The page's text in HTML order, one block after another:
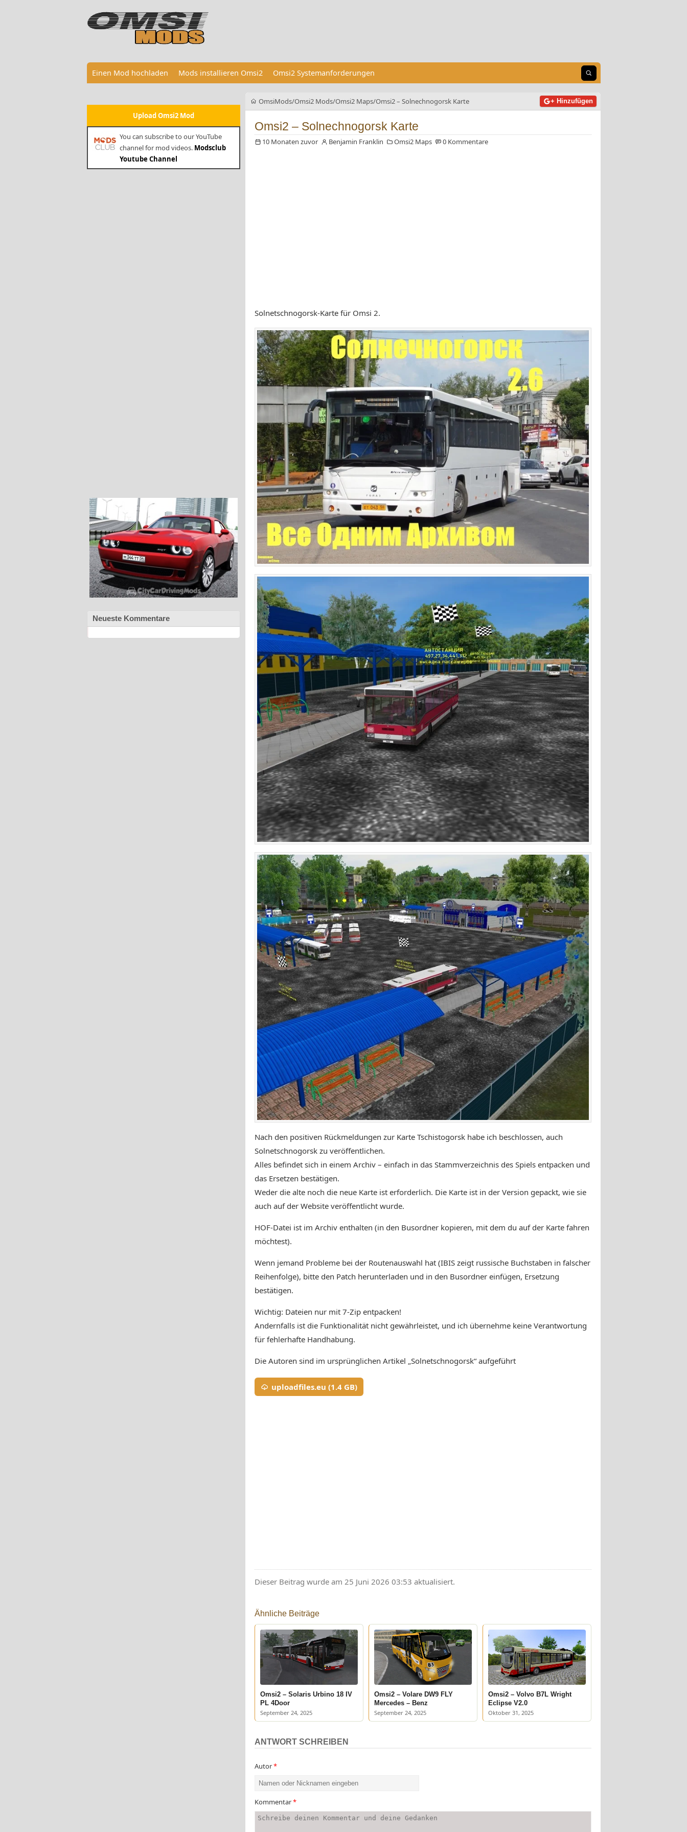
Einen Mod hochladen Mods installieren Omsi2 Omsi2 Systemanforderungen Suche öffnen
Upload Omsi2 Mod
You can subscribe to our YouTube
channel for mod videos. Modsclub
Youtube Channel
Neueste Kommentare
OmsiMods Omsi2 Mods Omsi2 Maps Omsi2 – Solnechnogorsk Karte + Hinzufügen
Omsi2 – Solnechnogorsk Karte
10 Monaten zuvor Benjamin Franklin Omsi2 Maps 0 Kommentare
Solnetschnogorsk-Karte für Omsi 2.
Nach den positiven Rückmeldungen zur Karte Tschistogorsk habe ich beschlossen, auch
Solnetschnogorsk zu veröffentlichen.
Alles befindet sich in einem Archiv – einfach in das Stammverzeichnis des Spiels entpacken und
das Ersetzen bestätigen.
Weder die alte noch die neue Karte ist erforderlich. Die Karte ist in der Version gepackt, wie sie
auch auf der Website veröffentlicht wurde.
HOF-Datei ist im Archiv enthalten (in den Busordner kopieren, mit dem du auf der Karte fahren
möchtest).
Wenn jemand Probleme bei der Routenauswahl hat (IBIS zeigt russische Buchstaben in falscher
Reihenfolge), bitte den Patch herunterladen und in den Busordner einfügen, Ersetzung
bestätigen.
Wichtig: Dateien nur mit 7-Zip entpacken!
Andernfalls ist die Funktionalität nicht gewährleistet, und ich übernehme keine Verantwortung
für fehlerhafte Handhabung.
Die Autoren sind im ursprünglichen Artikel „Solnetschnogorsk“ aufgeführt
uploadfiles.eu (1.4 GB)
Dieser Beitrag wurde am 25 Juni 2026 03:53 aktualisiert.
Ähnliche Beiträge
Omsi2 – Solaris Urbino 18 IV
PL 4Door
September 24, 2025
Omsi2 – Volare DW9 FLY
Mercedes – Benz
September 24, 2025
Omsi2 – Volvo B7L Wright
Eclipse V2.0
Oktober 31, 2025
ANTWORT SCHREIBEN
Autor*
Kommentar*